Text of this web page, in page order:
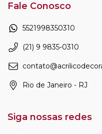
Fale Conosco
5521998350310
(21) 9 9835-0310
Rio de Janeiro - RJ
Siga nossas redes